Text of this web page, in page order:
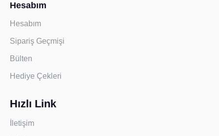
Hesabım
Hesabım
Sipariş Geçmişi
Bülten
Hediye Çekleri
Hızlı Link
İletişim